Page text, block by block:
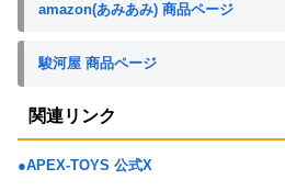
amazon(あみあみ) 商品ページ
駿河屋 商品ページ
関連リンク
●APEX-TOYS 公式X